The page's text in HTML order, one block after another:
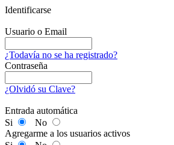
Identificarse
Usuario o Email
¿Todavía no se ha registrado?
Contraseña
¿Olvidó su Clave?
Entrada automática
Si
No
Agregarme a los usuarios activos